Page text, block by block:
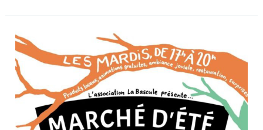
Marché
d’été
2026
Programme
de